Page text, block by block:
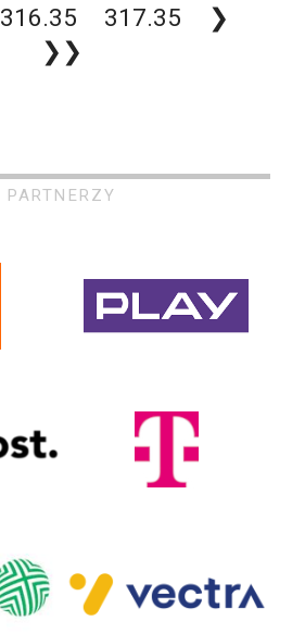
316.35 317.35
❯
❯❯
PARTNERZY